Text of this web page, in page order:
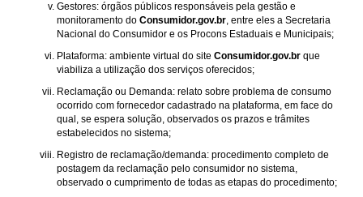
Gestores: órgãos públicos responsáveis pela gestão e
monitoramento do Consumidor.gov.br, entre eles a Secretaria
Nacional do Consumidor e os Procons Estaduais e Municipais;
Plataforma: ambiente virtual do site Consumidor.gov.br que
viabiliza a utilização dos serviços oferecidos;
Reclamação ou Demanda: relato sobre problema de consumo
ocorrido com fornecedor cadastrado na plataforma, em face do
qual, se espera solução, observados os prazos e trâmites
estabelecidos no sistema;
Registro de reclamação/demanda: procedimento completo de
postagem da reclamação pelo consumidor no sistema,
observado o cumprimento de todas as etapas do procedimento;